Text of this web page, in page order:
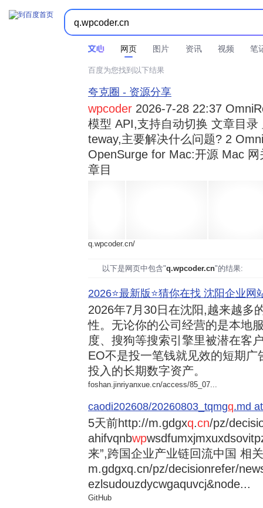
网页 图片 资讯 视频 笔
时间不限  所有网页和文件  站点内检索 
百度为您找到以下结果
夸克圈 - 资源分享
wpcoder 2026-7-28 22:37
模型 API,支持自动切换 文章目
teway,主要解决什么问题? 2
OpenSurge for Mac:开源 Mac
章目
q.wpcoder.cn/
以下是网页中包含"q.wpcoder.cn"的结果:
2026⭐️最新版⭐️猜你在找 沈阳企业网
2026年7月30日在沈阳,越来越多
性。无论你的公司经营的是本地
度、搜狗等搜索引擎里被潜在客
EO不是投一笔钱就见效的短期
投入的长期数字资产。
foshan.jinriyanxue.cn/access/85_07...
caodi202608/20260803_tqmgq.md
5天前http://m.gdgxq.cn/pz/
ahifvqnbwp
来”,跨国企业产业链回流中国 相
m.gdgxq.cn/pz/decisionrefer/
ezlsudouzdycwgaquvcj&node...
GitHub